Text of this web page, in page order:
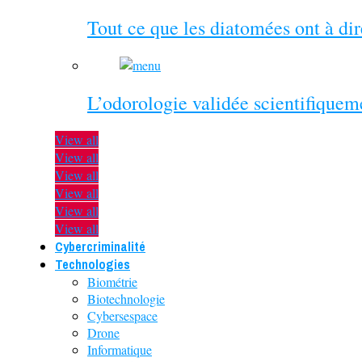
Tout ce que les diatomées ont à
L’odorologie validée
View all
View all
View all
View all
View all
View all
Cybercriminalité
Technologies
Biométrie
Biotechnologie
Cybersespace
Drone
Informatique